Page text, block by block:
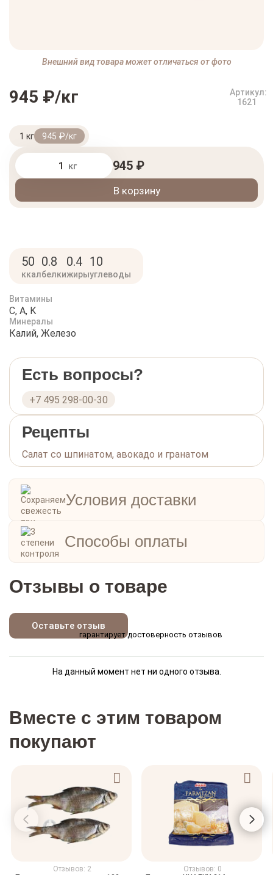
Внешний вид товара может отличаться от фото
945 ₽/кг
Артикул:
1621
1 кг 945 ₽/кг
кг 945 ₽
В корзину
50
ккал
0.8
белки
0.4
жиры
10
углеводы
Витамины
C, A, K
Минералы
Калий, Железо
Есть вопросы?
+7 495 298-00-30
Рецепты
Салат со шпинатом, авокадо и гранатом
Условия доставки
Способы оплаты
Отзывы о товаре
Оставьте отзыв
гарантирует достоверность отзывов
На данный момент нет ни одного отзыва.
Вместе с этим товаром
покупают
Отзывов: 2
Отзывов: 0